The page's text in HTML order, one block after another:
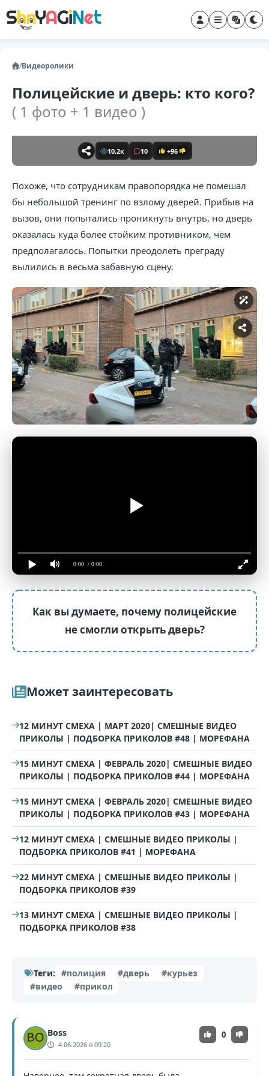
/Видеоролики
Полицейские и дверь: кто кого?
( 1 фото + 1 видео )
10,2к 10 +96
Похоже, что сотрудникам правопорядка не помешал
бы небольшой тренинг по взлому дверей. Прибыв на
вызов, они попытались проникнуть внутрь, но дверь
оказалась куда более стойким противником, чем
предполагалось. Попытки преодолеть преграду
вылились в весьма забавную сцену.
0:00 / 0:00
Как вы думаете, почему полицейские
не смогли открыть дверь?
Может заинтересовать
12 МИНУТ СМЕХА | МАРТ 2020| СМЕШНЫЕ ВИДЕО
ПРИКОЛЫ | ПОДБОРКА ПРИКОЛОВ #48 | МОРЕФАНА
15 МИНУТ СМЕХА | ФЕВРАЛЬ 2020| СМЕШНЫЕ ВИДЕО
ПРИКОЛЫ | ПОДБОРКА ПРИКОЛОВ #44 | МОРЕФАНА
15 МИНУТ СМЕХА | ФЕВРАЛЬ 2020| СМЕШНЫЕ ВИДЕО
ПРИКОЛЫ | ПОДБОРКА ПРИКОЛОВ #43 | МОРЕФАНА
12 МИНУТ СМЕХА | СМЕШНЫЕ ВИДЕО ПРИКОЛЫ |
ПОДБОРКА ПРИКОЛОВ #41 | МОРЕФАНА
22 МИНУТ СМЕХА | СМЕШНЫЕ ВИДЕО ПРИКОЛЫ |
ПОДБОРКА ПРИКОЛОВ #39
13 МИНУТ СМЕХА | СМЕШНЫЕ ВИДЕО ПРИКОЛЫ |
ПОДБОРКА ПРИКОЛОВ #38
Теги: #полиция #дверь
#курьез
#видео
#прикол
Boss
4.06.2026 в 09:20
0